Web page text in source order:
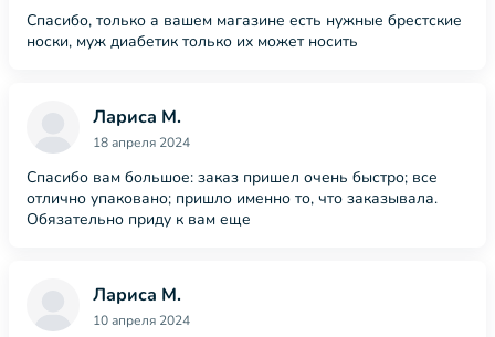
Спасибо, только а вашем магазине есть нужные брестские
носки, муж диабетик только их может носить
Лариса М.
18 апреля 2024
Спасибо вам большое: заказ пришел очень быстро; все
отлично упаковано; пришло именно то, что заказывала.
Обязательно приду к вам еще
Лариса М.
10 апреля 2024